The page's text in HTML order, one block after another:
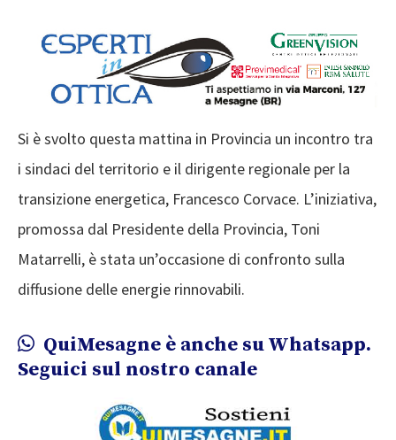
Si è svolto questa mattina in Provincia un incontro tra
i sindaci del territorio e il dirigente regionale per la
transizione energetica, Francesco Corvace. L’iniziativa,
promossa dal Presidente della Provincia, Toni
Matarrelli, è stata un’occasione di confronto sulla
diffusione delle energie rinnovabili.
QuiMesagne è anche su Whatsapp.
Seguici sul nostro canale